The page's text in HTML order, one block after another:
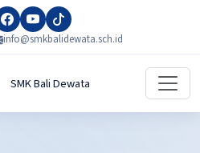
info@smkbalidewata.sch.id
SMK Bali Dewata